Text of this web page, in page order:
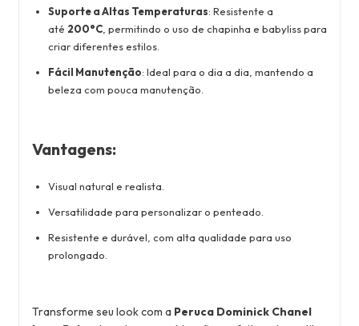
Suporte a Altas Temperaturas: Resistente a
até 200°C, permitindo o uso de chapinha e babyliss para
criar diferentes estilos.
Fácil Manutenção: Ideal para o dia a dia, mantendo a
beleza com pouca manutenção.
Vantagens:
Visual natural e realista.
Versatilidade para personalizar o penteado.
Resistente e durável, com alta qualidade para uso
prolongado.
Transforme seu look com a Peruca Dominick Chanel